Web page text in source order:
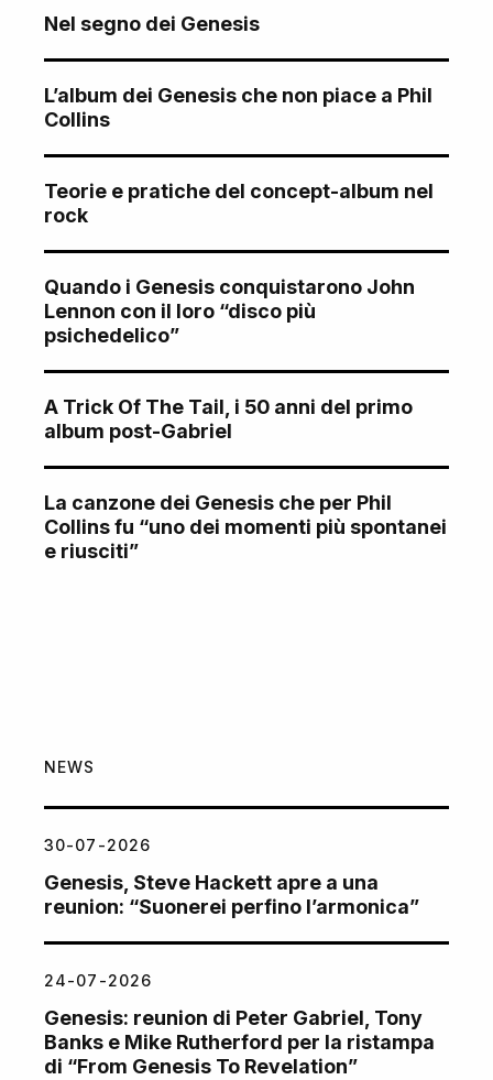
Nel segno dei Genesis
L’album dei Genesis che non piace a Phil
Collins
Teorie e pratiche del concept-album nel
rock
Quando i Genesis conquistarono John
Lennon con il loro “disco più
psichedelico”
A Trick Of The Tail, i 50 anni del primo
album post-Gabriel
La canzone dei Genesis che per Phil
Collins fu “uno dei momenti più spontanei
e riusciti”
NEWS
30-07-2026
Genesis, Steve Hackett apre a una
reunion: “Suonerei perfino l’armonica”
24-07-2026
Genesis: reunion di Peter Gabriel, Tony
Banks e Mike Rutherford per la ristampa
di “From Genesis To Revelation”